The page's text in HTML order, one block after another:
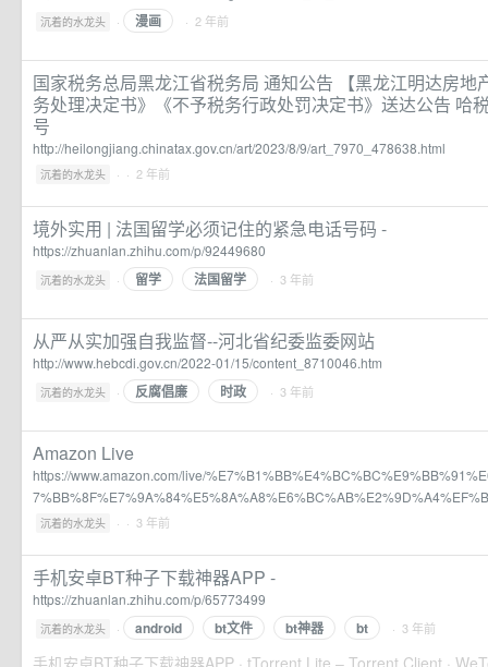
沉着的水龙头 · 漫画 · 2 年前
国家税务总局黑龙江省税务局 通知公告 【黑龙江明达房地
务处理决定书》《不予税务行政处罚决定书》送达公告 哈
号
http://heilongjiang.chinatax.gov.cn/art/2023/8/9/art_7970_478638.html
沉着的水龙头 · · 2 年前
境外实用 | 法国留学必须记住的紧急电话号码 -
https://zhuanlan.zhihu.com/p/92449680
沉着的水龙头 · 留学 法国留学 · 3 年前
从严从实加强自我监督--河北省纪委监委网站
http://www.hebcdi.gov.cn/2022-01/15/content_8710046.htm
沉着的水龙头 · 反腐倡廉 时政 · 3 年前
Amazon Live
https://www.amazon.com/live/
沉着的水龙头 · · 3 年前
手机安卓BT种子下载神器APP -
https://zhuanlan.zhihu.com/p/65773499
沉着的水龙头 · android bt文件 bt神器 bt · 3 年前
手机安卓BT种子下载神器APP · tTorrent Lite – Torrent Client ·